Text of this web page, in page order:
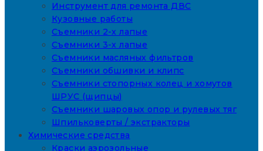
Инструмент для ремонта ДВС
Кузовные работы
Съемники 2-х лапые
Съемники 3-х лапые
Съемники масляных фильтров
Съемники обшивки и клипс
Съемники стопорных колец и хомутов
ШРУС (щипцы)
Съемники шаровых опор и рулевых тяг
Шпильковерты / экстракторы
Химические средства
Краски аэрозольные